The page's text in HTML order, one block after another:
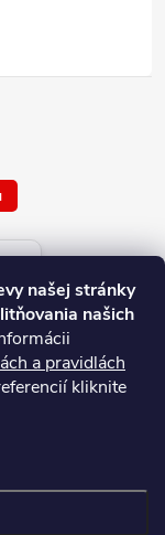
našej stránky
našich
a pravidlách
kliknite